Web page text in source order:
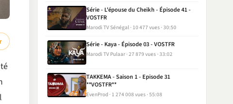
Série - L'épouse du Cheikh - Épisode 41 -
VOSTFR
Marodi TV Sénégal 10 477 vues 30:50
Série - Kaya - Épisode 03 - VOSTFR
Marodi TV Pulaar 27 879 vues 33:02
TAKKEMA - Saison 1 - Episode 31
**VOSTFR**
EvenProd 1 274 008 vues 55:08